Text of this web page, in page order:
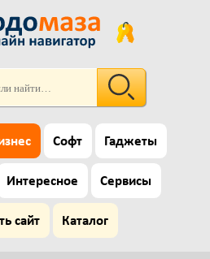
Софт Гаджеты
Интересное Сервисы
сайт Каталог